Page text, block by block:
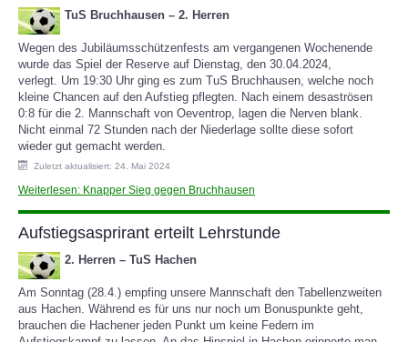
TuS Bruchhausen – 2. Herren
Wegen des Jubiläumsschützenfests am vergangenen Wochenende
wurde das Spiel der Reserve auf Dienstag, den 30.04.2024,
verlegt. Um 19:30 Uhr ging es zum TuS Bruchhausen, welche noch
kleine Chancen auf den Aufstieg pflegten. Nach einem desaströsen
0:8 für die 2. Mannschaft von Oeventrop, lagen die Nerven blank.
Nicht einmal 72 Stunden nach der Niederlage sollte diese sofort
wieder gut gemacht werden.
Zuletzt aktualisiert: 24. Mai 2024
Weiterlesen: Knapper Sieg gegen Bruchhausen
Aufstiegsasprirant erteilt Lehrstunde
2. Herren – TuS Hachen
Am Sonntag (28.4.) empfing unsere Mannschaft den Tabellenzweiten
aus Hachen. Während es für uns nur noch um Bonuspunkte geht,
brauchen die Hachener jeden Punkt um keine Federn im